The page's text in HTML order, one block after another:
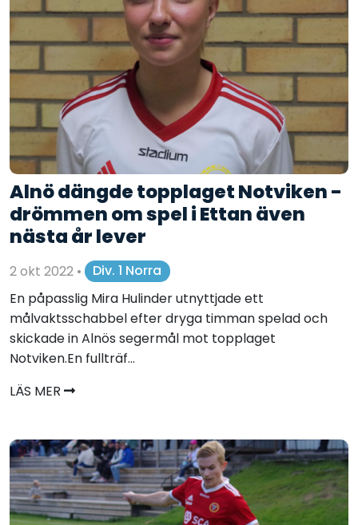
Alnö dängde topplaget Notviken -
drömmen om spel i Ettan även
nästa år lever
2 okt 2022 •
Div. 1 Norra
En påpasslig Mira Hulinder utnyttjade ett
målvaktsschabbel efter dryga timman spelad och
skickade in Alnös segermål mot topplaget
Notviken.En fullträf...
LÄS MER